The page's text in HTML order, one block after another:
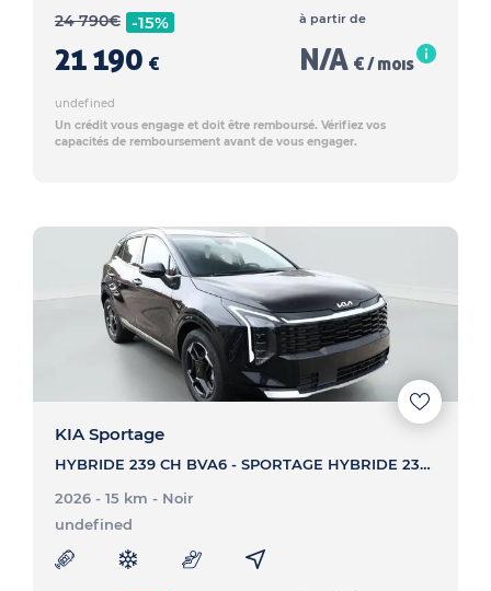
24 790€ -15%
21 190 €
à partir de
N/A € / mois
undefined
Un crédit vous engage et doit être remboursé. Vérifiez vos
capacités de remboursement avant de vous engager.
KIA Sportage
HYBRIDE 239 CH BVA6 - SPORTAGE HYBRIDE 239 CH BVA6
2026 - 15 km - Noir
undefined